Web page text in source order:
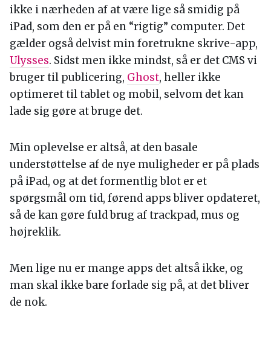
ikke i nærheden af at være lige så smidig på
iPad, som den er på en “rigtig” computer. Det
gælder også delvist min foretrukne skrive-app,
Ulysses. Sidst men ikke mindst, så er det CMS vi
bruger til publicering, Ghost, heller ikke
optimeret til tablet og mobil, selvom det kan
lade sig gøre at bruge det.
Min oplevelse er altså, at den basale
understøttelse af de nye muligheder er på plads
på iPad, og at det formentlig blot er et
spørgsmål om tid, førend apps bliver opdateret,
så de kan gøre fuld brug af trackpad, mus og
højreklik.
Men lige nu er mange apps det altså ikke, og
man skal ikke bare forlade sig på, at det bliver
de nok.